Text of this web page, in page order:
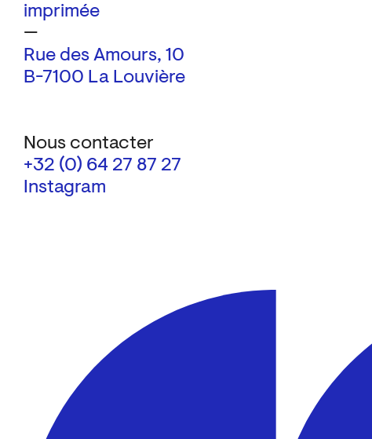
imprimée
—
Rue des Amours, 10
B-7100 La Louvière
Nous contacter
+32 (0) 64 27 87 27
Instagram